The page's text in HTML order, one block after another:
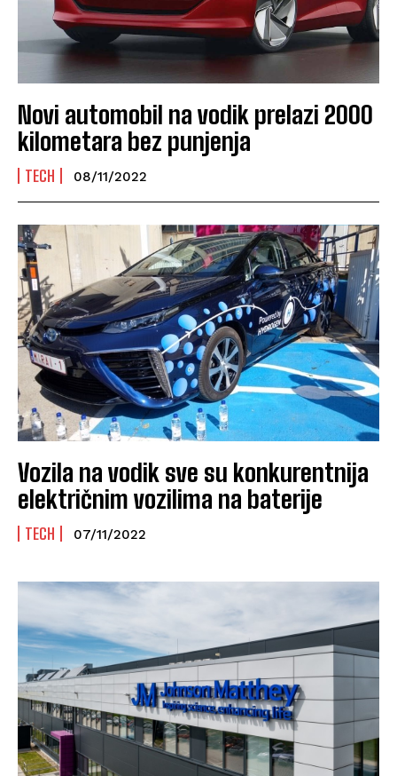
Novi automobil na vodik prelazi 2000
kilometara bez punjenja
TECH 08/11/2022
Vozila na vodik sve su konkurentnija
električnim vozilima na baterije
TECH 07/11/2022